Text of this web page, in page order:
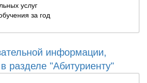
услуг
за год
информации,
разделе "Абитуриенту"